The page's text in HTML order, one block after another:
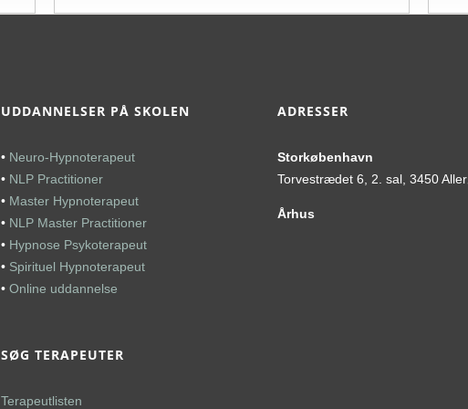
UDDANNELSER PÅ SKOLEN
• Neuro-Hypnoterapeut
• NLP Practitioner
• Master Hypnoterapeut
• NLP Master Practitioner
• Hypnose Psykoterapeut
• Spirituel Hypnoterapeut
•Online uddannelse
SØG TERAPEUTER
Terapeutlisten
ADRESSER
Storkøbenhavn
Torvestrædet 6, 2. sal, 3450
Århus